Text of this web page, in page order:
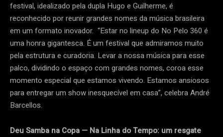
festival, idealizado pela dupla Hugo e Guilherme, é
reconhecido por reunir grandes nomes da música brasileira
em um formato inovador. “Estar no lineup do No Pelo 360 é
uma honra gigantesca. É um festival que admiramos muito
pela estrutura e curadoria. Levar a nossa música para esse
palco, dividindo o espaço com grandes nomes, coroa esse
momento especial que estamos vivendo. Estamos ansiosos
para entregar um show inesquecível em casa”, celebra André
Barcellos.
Deu Samba na Copa — Na Linha do Tempo: um resgate